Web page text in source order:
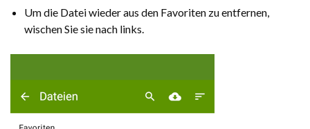
Um die Datei wieder aus den Favoriten zu entfernen,
wischen Sie sie nach links.